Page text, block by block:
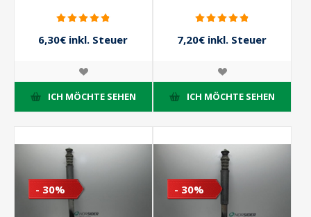
6,30€ inkl. Steuer
ICH MÖCHTE SEHEN
7,20€ inkl. Steuer
ICH MÖCHTE SEHEN
- 30% - 30%